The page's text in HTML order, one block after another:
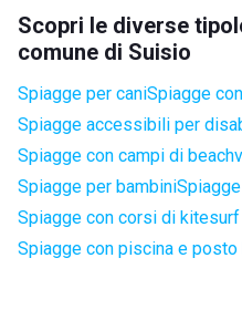
Scopri le diverse
comune di Suisio
Spiagge per caniSpiagge
Spiagge accessibili per
Spiagge con campi di
Spiagge per bambini
Spiagge con corsi di
Spiagge con piscina e posto